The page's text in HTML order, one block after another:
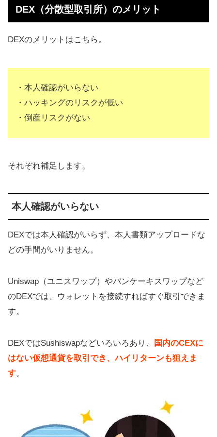
DEX（分散型取引所）のメリット
DEXのメリットはこちら。
・本人確認がいらない
・ハッキングのリスクが低い
・倒産リスクがない
それぞれ補足します。
本人確認がいらない
DEXでは本人確認がいらず、本人書類アップロードな
どの手間がいりません。
Uniswap（ユニスワップ）やパンケーキスワップなど
のDEXでは、ウォレットを接続すればすぐ取引できま
す。
DEXではSushiswapなどいろいろあり、
国内のCEXに
はない仮想通貨を取引でき、ハイリターンも狙えま
す。